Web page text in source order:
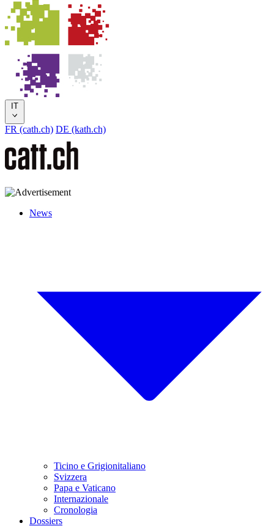
IT
FR (cath.ch) DE (kath.ch)
News
Ticino e Grigionitaliano
Svizzera
Papa e Vaticano
Internazionale
Cronologia
Dossiers